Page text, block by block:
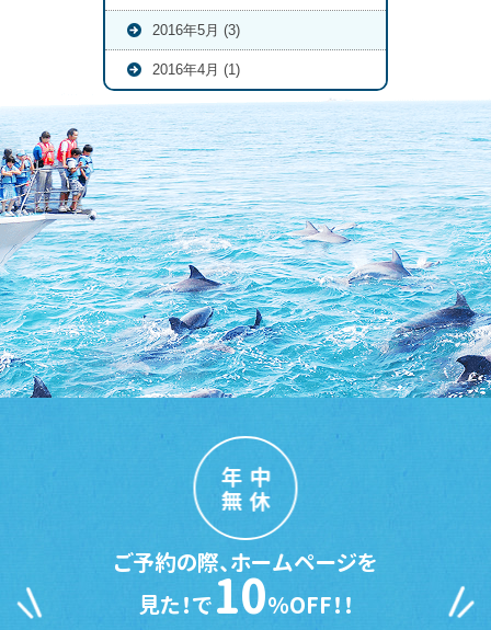
2016年5月 (3)
2016年4月 (1)
年中
無休
ご予約の際、ホームページを
見た！で10％OFF！！